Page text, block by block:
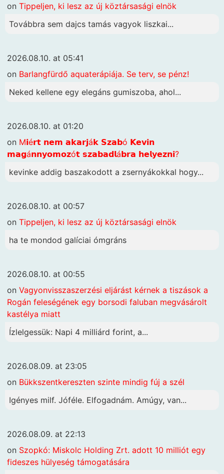
on Tippeljen, ki lesz az új köztársasági elnök
Továbbra sem dajcs tamás vagyok liszkai...
2026.08.10. at 05:41
on Barlangfürdő aquaterápiája. Se terv, se pénz!
Neked kellene egy elegáns gumiszoba, ahol...
2026.08.10. at 01:20
on M𝗶é𝗿𝘁 𝗻𝗲𝗺 𝗮𝗸𝗮𝗿𝗷á𝗸 𝗦𝘇𝗮𝗯ó 𝗞𝗲𝘃𝗶𝗻
𝗺𝗮𝗴á𝗻𝗻𝘆𝗼𝗺𝗼𝘇ó𝘁 𝘀𝘇𝗮𝗯𝗮𝗱𝗹á𝗯𝗿𝗮 𝗵𝗲𝗹𝘆𝗲𝘇𝗻𝗶?
kevinke addig baszakodott a zsernyákokkal hogy...
2026.08.10. at 00:57
on Tippeljen, ki lesz az új köztársasági elnök
ha te mondod galíciai ómgráns
2026.08.10. at 00:55
on Vagyonvisszaszerzési eljárást kérnek a tiszások a
Rogán feleségének egy borsodi faluban megvásárolt
kastélya miatt
Ízlelgessük: Napi 4 milliárd forint, a...
2026.08.09. at 23:05
on Bükkszentkereszten szinte mindig fúj a szél
Igényes milf. Jóféle. Elfogadnám. Amúgy, van...
2026.08.09. at 22:13
on Szopkó: Miskolc Holding Zrt. adott 10 milliót egy
fideszes hülyeség támogatására